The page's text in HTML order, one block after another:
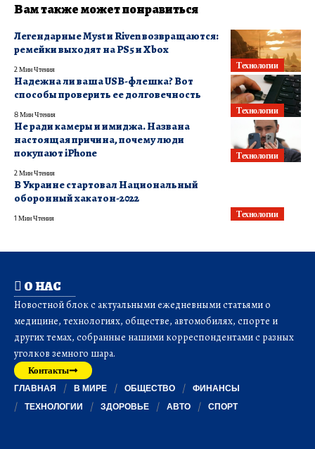
Вам также может понравиться
Технологии
Легендарные Myst и Riven возвращаются:
ремейки выходят на PS5 и Xbox
2 Мин Чтения
Технологии
Надежна ли ваша USB-флешка? Вот
способы проверить ее долговечность
8 Мин Чтения
Технологии
Не ради камеры и имиджа. Названа
настоящая причина, почему люди
покупают iPhone
2 Мин Чтения
Технологии
В Украине стартовал Национальный
оборонный хакатон-2022
1 Мин Чтения
О НАС
Новостной блок с актуальными ежедневными статьями о
медицине, технологиях, обществе, автомобилях, спорте и
других темах, собранные нашими корреспондентами с разных
уголков земного шара.
Контакты
ГЛАВНАЯ В МИРЕ ОБЩЕСТВО
ФИНАНСЫ
ТЕХНОЛОГИИ
ЗДОРОВЬЕ АВТО СПОРТ